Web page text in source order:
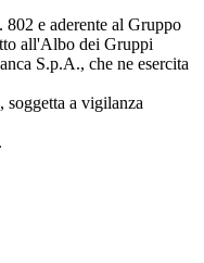
e aderente al Gruppo
all'Albo dei Gruppi
S.p.A., che ne esercita
, soggetta a vigilanza
.